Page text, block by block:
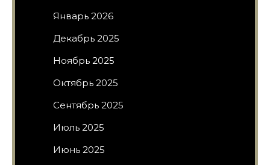
Январь 2026
Декабрь 2025
Ноябрь 2025
Октябрь 2025
Сентябрь 2025
Июль 2025
Июнь 2025